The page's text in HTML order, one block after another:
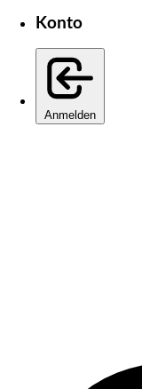
Konto
Anmelden